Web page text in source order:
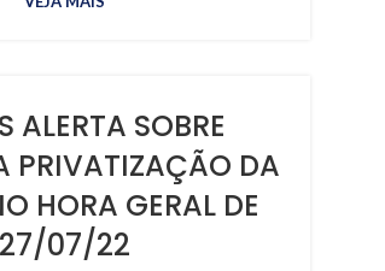
ALERTA SOBRE
PRIVATIZAÇÃO DA
HORA GERAL DE
27/07/22